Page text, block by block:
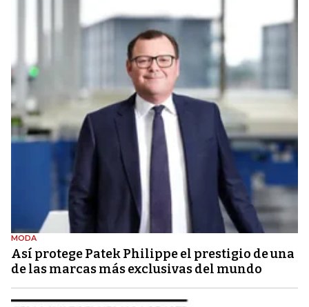
MODA
Así protege Patek Philippe el prestigio de una
de las marcas más exclusivas del mundo